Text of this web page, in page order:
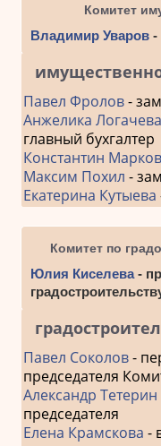
Комитет
Владимир Уваров-
Павел Фролов-
Анжелика Логачева
главный бухгалтер
Константин Марков
Максим Похил -
Екатерина Кутыева
Комитет по
Юлия Киселева-
Павел Соколов-
председателя
Александр Тетерин
председателя
Елена Крамскова -